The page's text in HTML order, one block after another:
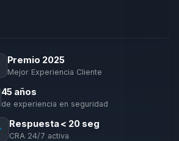
Premio 2025
Mejor Experiencia Cliente
45 años
de experiencia en seguridad
Respuesta < 20 seg
CRA 24/7 activa